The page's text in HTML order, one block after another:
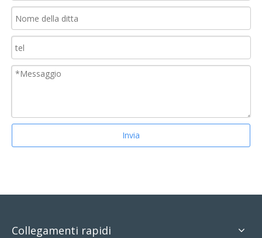
Invia
Collegamenti rapidi